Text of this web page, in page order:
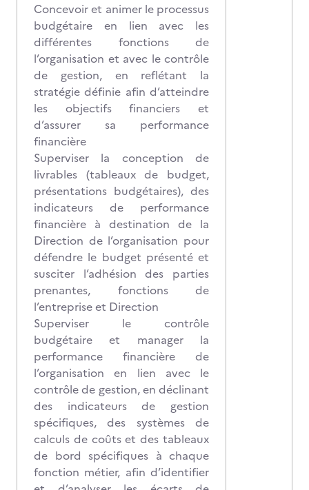
Concevoir et animer le processus
budgétaire en lien avec les
différentes fonctions de
l’organisation et avec le contrôle
de gestion, en reflétant la
stratégie définie afin d’atteindre
les objectifs financiers et
d’assurer sa performance
financière
Superviser la conception de
livrables (tableaux de budget,
présentations budgétaires), des
indicateurs de performance
financière à destination de la
Direction de l’organisation pour
défendre le budget présenté et
susciter l’adhésion des parties
prenantes, fonctions de
l’entreprise et Direction
Superviser le contrôle
budgétaire et manager la
performance financière de
l’organisation en lien avec le
contrôle de gestion, en déclinant
des indicateurs de gestion
spécifiques, des systèmes de
calculs de coûts et des tableaux
de bord spécifiques à chaque
fonction métier, afin d’identifier